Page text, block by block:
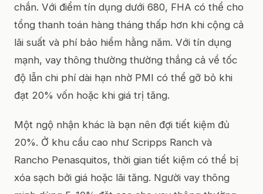
chắn. Với điểm tín dụng dưới 680, FHA có thể cho
tổng thanh toán hàng tháng thấp hơn khi cộng cả
lãi suất và phí bảo hiểm hằng năm. Với tín dụng
mạnh, vay thông thường thường thắng cả về tốc
độ lẫn chi phí dài hạn nhờ PMI có thể gỡ bỏ khi
đạt 20% vốn hoặc khi giá trị tăng.
Một ngộ nhận khác là bạn nên đợi tiết kiệm đủ
20%. Ở khu cầu cao như Scripps Ranch và
Rancho Penasquitos, thời gian tiết kiệm có thể bị
xóa sạch bởi giá hoặc lãi tăng. Người vay thông